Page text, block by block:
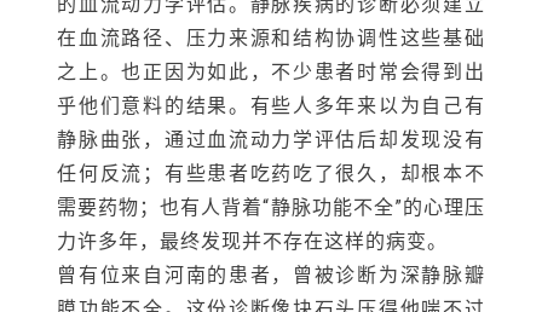
需要药物；也有人背着“静脉功能不全”的心理压
力许多年，最终发现并不存在这样的病变。
曾有位来自河南的患者，曾被诊断为深静脉瓣
膜功能不全。这份诊断像块石头压得他喘不过
气，整日忧心忡忡，体重掉了不少，原本规律
的生活也彻底乱了。来到济南后，苏磊医生为
他做了站立位的血流动力学评估，明确静脉结
构完好，根本不需要任何治疗。就是这样一句
笃定的结论，帮他走出了心理阴霾，重新找回